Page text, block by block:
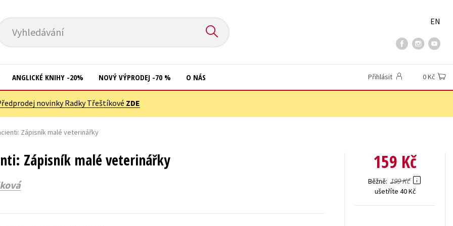
Vyhledávání
EN
Kuchařky
New Adult
Ostatní
Učebnice
ANGLICKÉ KNIHY -20% NOVÝ VÝPRODEJ -70 % O NÁS Přihlásit 0 Kč
novinky Radky Třeštíkové ZDE
Zápisník malé veterinářky
Zápisník malé veterinářky 159 Kč
Běžně 199 Kč
ušetříte 40 Kč